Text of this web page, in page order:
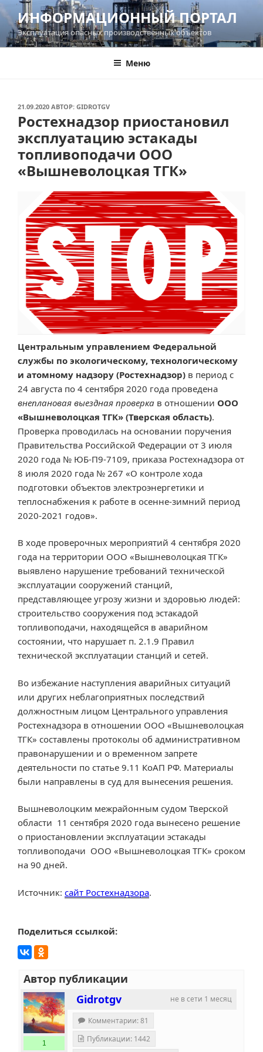
Перейти
содержимому
ИНФОРМАЦИОННЫЙ ПОРТАЛ
Эксплуатация опасных производственных объектов
Меню
ОПУБЛИКОВАНО
21.09.2020 АВТОР: GIDROTGV
Ростехнадзор приостановил
эксплуатацию эстакады
топливоподачи ООО
«Вышневолоцкая ТГК»
Центральным управлением Федеральной
службы по экологическому, технологическому
и атомному надзору (Ростехнадзор) в период с
24 августа по 4 сентября 2020 года проведена
внеплановая выездная проверка в отношении ООО
«Вышневолоцкая ТГК» (Тверская область).
Проверка проводилась на основании поручения
Правительства Российской Федерации от 3 июля
2020 года № ЮБ-П9-7109, приказа Ростехнадзора от
8 июля 2020 года № 267 «О контроле хода
подготовки объектов электроэнергетики и
теплоснабжения к работе в осенне-зимний период
2020-2021 годов».
В ходе проверочных мероприятий 4 сентября 2020
года на территории ООО «Вышневолоцкая ТГК»
выявлено нарушение требований технической
эксплуатации сооружений станций,
представляющее угрозу жизни и здоровью людей:
строительство сооружения под эстакадой
топливоподачи, находящейся в аварийном
состоянии, что нарушает п. 2.1.9 Правил
технической эксплуатации станций и сетей.
Во избежание наступления аварийных ситуаций
или других неблагоприятных последствий
должностным лицом Центрального управления
Ростехнадзора в отношении ООО «Вышневолоцкая
ТГК» составлены протоколы об административном
правонарушении и о временном запрете
деятельности по статье 9.11 КоАП РФ. Материалы
были направлены в суд для вынесения решения.
Вышневолоцким межрайонным судом Тверской
области 11 сентября 2020 года вынесено решение
о приостановлении эксплуатации эстакады
топливоподачи ООО «Вышневолоцкая ТГК» сроком
на 90 дней.
Источник: сайт Ростехнадзора.
Поделиться ссылкой:
Автор публикации
не в сети 1 месяц
Gidrotgv
1
Комментарии: 81
Публикации: 1442